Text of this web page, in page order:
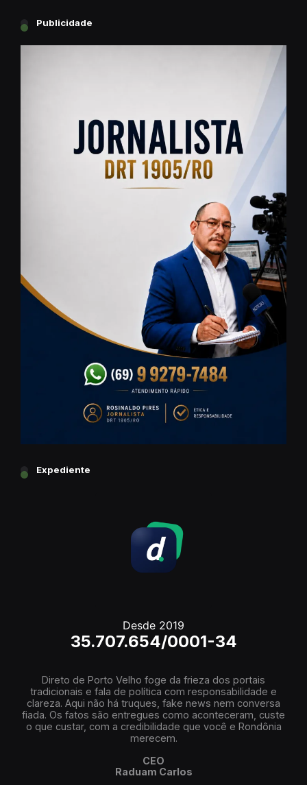
Publicidade
Expediente
Desde 2019
35.707.654/0001-34
Direto de Porto Velho foge da frieza dos portais
tradicionais e fala de política com responsabilidade e
clareza. Aqui não há truques, fake news nem conversa
fiada. Os fatos são entregues como aconteceram, custe
o que custar, com a credibilidade que você e Rondônia
merecem.
CEO
Raduam Carlos